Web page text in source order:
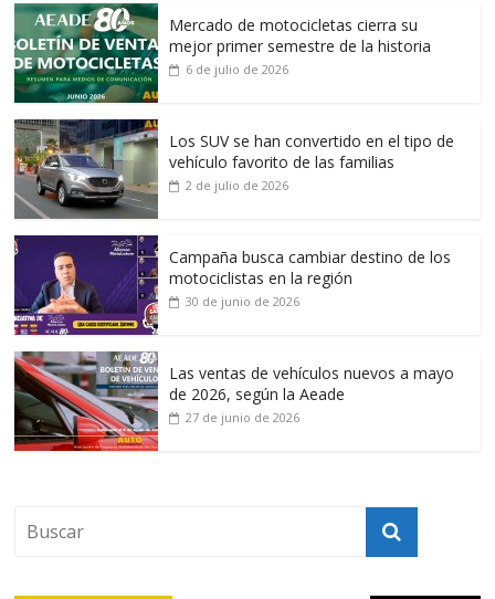
Mercado de motocicletas cierra su
mejor primer semestre de la historia
6 de julio de 2026
Los SUV se han convertido en el tipo de
vehículo favorito de las familias
2 de julio de 2026
Campaña busca cambiar destino de los
motociclistas en la región
30 de junio de 2026
Las ventas de vehículos nuevos a mayo
de 2026, según la Aeade
27 de junio de 2026